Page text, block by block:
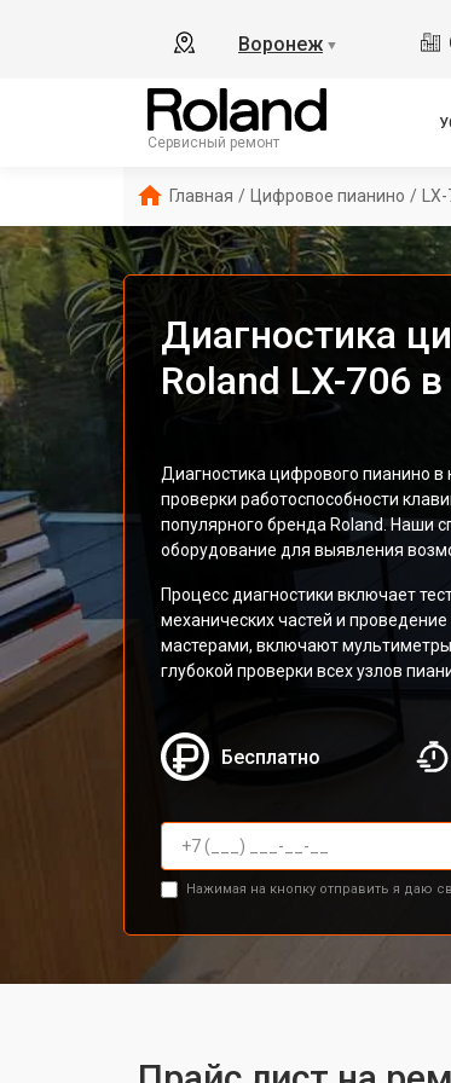
Воронеж ▼
Сервисный ремонт
Главная / Цифровое пианино /
Диагностика
Roland LX-706
Диагностика цифрового пианино
проверки работоспособности
популярного бренда Roland. Наши
оборудование для выявления
Процесс диагностики включает
механических частей и
мастерами, включают
глубокой проверки всех узлов
Бесплатно
Нажимая на кнопку отправить я даю